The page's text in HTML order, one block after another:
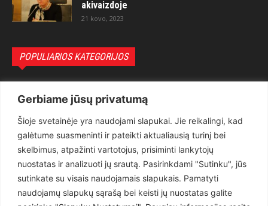
Gerbiame jūsų privatumą
Šioje svetainėje yra naudojami slapukai. Jie reikalingi, kad
galėtume suasmeninti ir pateikti aktualiausią turinį bei
skelbimus, atpažinti vartotojus, prisiminti lankytojų
nuostatas ir analizuoti jų srautą. Pasirinkdami "Sutinku", jūs
sutinkate su visais naudojamais slapukais. Pamatyti
naudojamų slapukų sąrašą bei keisti jų nuostatas galite
akivaizdoje
21 kovo, 2023
POPULIARIOS KATEGORIJOS
Teisėsauga
1497
Aktualu
Lietuva
619
Pasaulis
Статьи на русском